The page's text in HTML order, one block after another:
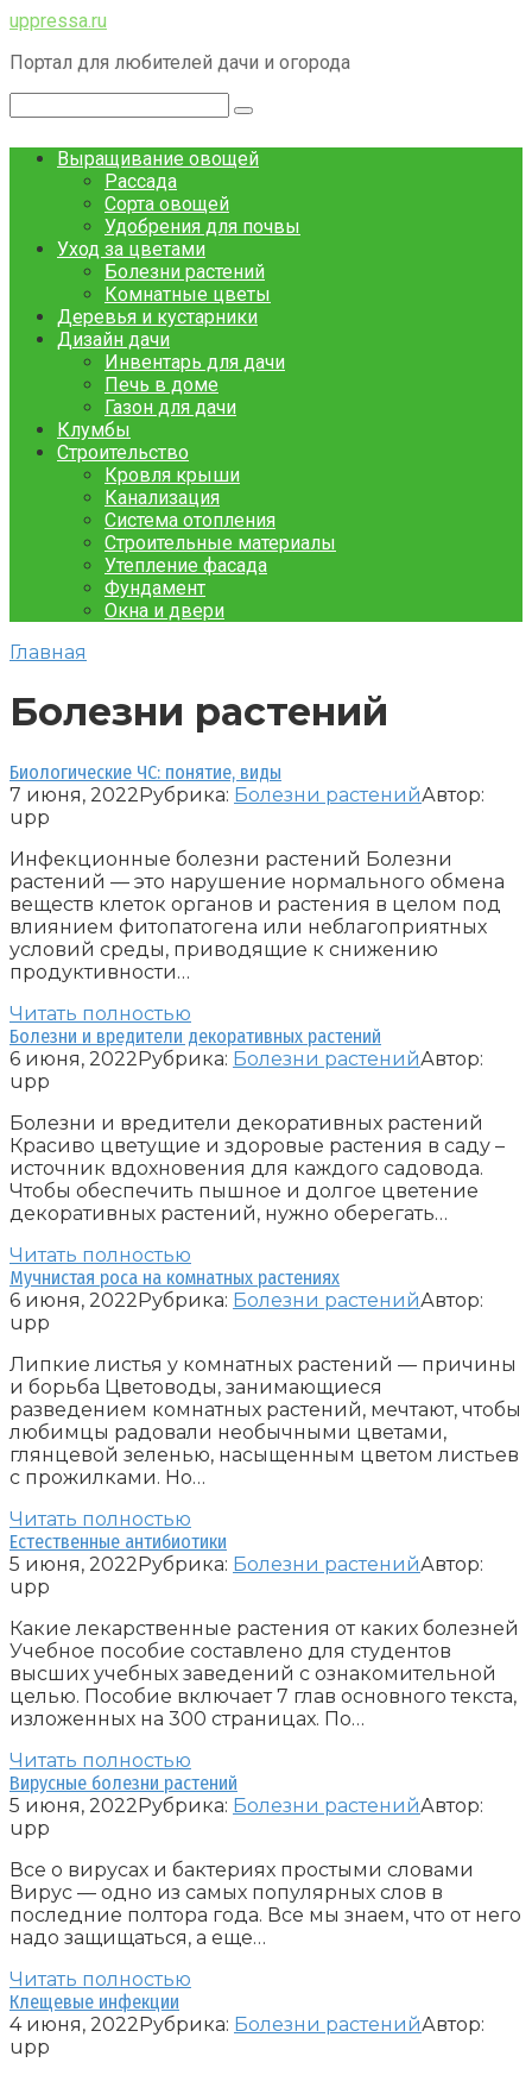
Перейти
контенту
uppressa.ru
Портал для любителей дачи и огорода
Выращивание овощей
Рассада
Сорта овощей
Удобрения для почвы
Уход за цветами
Болезни растений
Комнатные цветы
Деревья и кустарники
Дизайн дачи
Инвентарь для дачи
Печь в доме
Газон для дачи
Клумбы
Строительство
Кровля крыши
Канализация
Система отопления
Строительные материалы
Утепление фасада
Фундамент
Окна и двери
Главная
Болезни растений
Биологические ЧС: понятие, виды
7 июня, 2022Рубрика: Болезни растенийАвтор:
upp
Инфекционные болезни растений Болезни
растений — это нарушение нормального обмена
веществ клеток органов и растения в целом под
влиянием фитопатогена или неблагоприятных
условий среды, приводящие к снижению
продуктивности…
Читать полностью
Болезни и вредители декоративных растений
6 июня, 2022Рубрика: Болезни растенийАвтор:
upp
Болезни и вредители декоративных растений
Красиво цветущие и здоровые растения в саду –
источник вдохновения для каждого садовода.
Чтобы обеспечить пышное и долгое цветение
декоративных растений, нужно оберегать…
Читать полностью
Мучнистая роса на комнатных растениях
6 июня, 2022Рубрика: Болезни растенийАвтор:
upp
Липкие листья у комнатных растений — причины
и борьба Цветоводы, занимающиеся
разведением комнатных растений, мечтают, чтобы
любимцы радовали необычными цветами,
глянцевой зеленью, насыщенным цветом листьев
с прожилками. Но…
Читать полностью
Естественные антибиотики
5 июня, 2022Рубрика: Болезни растенийАвтор:
upp
Какие лекарственные растения от каких болезней
Учебное пособие составлено для студентов
высших учебных заведений с ознакомительной
целью. Пособие включает 7 глав основного текста,
изложенных на 300 страницах. По…
Читать полностью
Вирусные болезни растений
5 июня, 2022Рубрика: Болезни растенийАвтор:
upp
Все о вирусах и бактериях простыми словами
Вирус — одно из самых популярных слов в
последние полтора года. Все мы знаем, что от него
надо защищаться, а еще…
Читать полностью
Клещевые инфекции
4 июня, 2022Рубрика: Болезни растенийАвтор:
upp